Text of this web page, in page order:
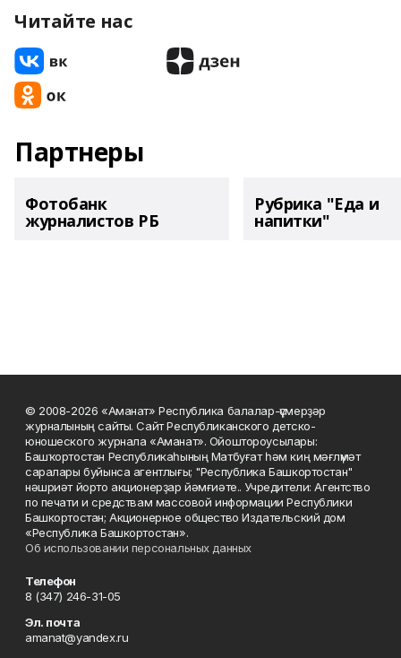
Читайте нас
Партнеры
Фотобанк
журналистов РБ
Рубрика "Еда и
напитки"
© 2008-2026 «Аманат» Республика балалар-үҫмерҙәр
журналының сайты. Сайт Республиканского детско-
юношеского журнала «Аманат». Ойоштороусылары:
Башҡортостан Республикаһының Матбуғат һәм киң мәғлүмәт
саралары буйынса агентлығы; "Республика Башкортостан"
нәшриәт йорто акционерҙар йәмғиәте.. Учредители: Агентство
по печати и средствам массовой информации Республики
Башкортостан; Акционерное общество Издательский дом
«Республика Башкортостан».
Об использовании персональных данных
Телефон
8 (347) 246-31-05
Эл. почта
amanat@yandex.ru